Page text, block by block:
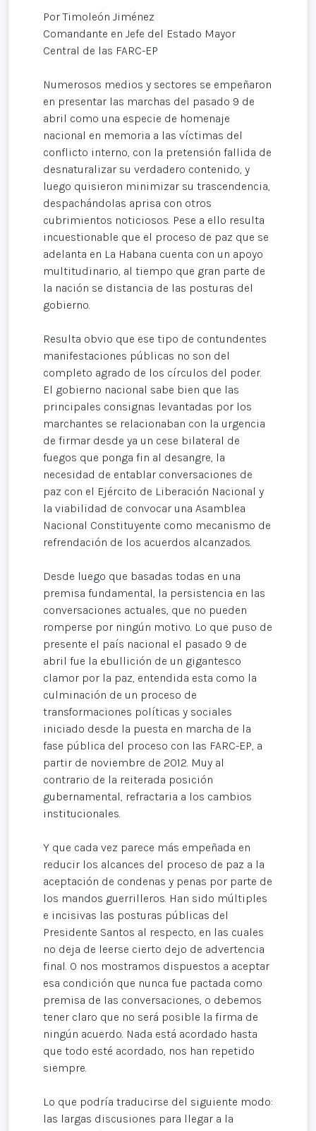
Por Timoleón Jiménez
Comandante en Jefe del Estado Mayor
Central de las FARC-EP
Numerosos medios y sectores se empeñaron
en presentar las marchas del pasado 9 de
abril como una especie de homenaje
nacional en memoria a las víctimas del
conflicto interno, con la pretensión fallida de
desnaturalizar su verdadero contenido, y
luego quisieron minimizar su trascendencia,
despachándolas aprisa con otros
cubrimientos noticiosos. Pese a ello resulta
incuestionable que el proceso de paz que se
adelanta en La Habana cuenta con un apoyo
multitudinario, al tiempo que gran parte de
la nación se distancia de las posturas del
gobierno.
Resulta obvio que ese tipo de contundentes
manifestaciones públicas no son del
completo agrado de los círculos del poder.
El gobierno nacional sabe bien que las
principales consignas levantadas por los
marchantes se relacionaban con la urgencia
de firmar desde ya un cese bilateral de
fuegos que ponga fin al desangre, la
necesidad de entablar conversaciones de
paz con el Ejército de Liberación Nacional y
la viabilidad de convocar una Asamblea
Nacional Constituyente como mecanismo de
refrendación de los acuerdos alcanzados.
Desde luego que basadas todas en una
premisa fundamental, la persistencia en las
conversaciones actuales, que no pueden
romperse por ningún motivo. Lo que puso de
presente el país nacional el pasado 9 de
abril fue la ebullición de un gigantesco
clamor por la paz, entendida esta como la
culminación de un proceso de
transformaciones políticas y sociales
iniciado desde la puesta en marcha de la
fase pública del proceso con las FARC-EP, a
partir de noviembre de 2012. Muy al
contrario de la reiterada posición
gubernamental, refractaria a los cambios
institucionales.
Y que cada vez parece más empeñada en
reducir los alcances del proceso de paz a la
aceptación de condenas y penas por parte de
los mandos guerrilleros. Han sido múltiples
e incisivas las posturas públicas del
Presidente Santos al respecto, en las cuales
no deja de leerse cierto dejo de advertencia
final. O nos mostramos dispuestos a aceptar
esa condición que nunca fue pactada como
premisa de las conversaciones, o debemos
tener claro que no será posible la firma de
ningún acuerdo. Nada está acordado hasta
que todo esté acordado, nos han repetido
siempre.
Lo que podría traducirse del siguiente modo:
las largas discusiones para llegar a la